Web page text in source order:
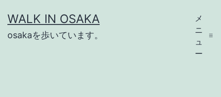
ン
テ
WALK IN OSAKA
osakaを歩いています。
メ
ニ
ュ
ー